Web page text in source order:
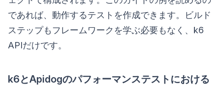
であれば、動作するテストを作成できます。ビルド
ステップもフレームワークを学ぶ必要もなく、k6
APIだけです。
k6とApidogのパフォーマンステストにおける